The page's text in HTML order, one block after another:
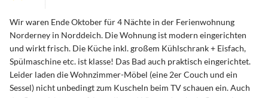
Wir waren Ende Oktober für 4 Nächte in der Ferienwohnung
Norderney in Norddeich. Die Wohnung ist modern eingerichten
und wirkt frisch. Die Küche inkl. großem Kühlschrank + Eisfach,
Spülmaschine etc. ist klasse! Das Bad auch praktisch eingerichtet.
Leider laden die Wohnzimmer-Möbel (eine 2er Couch und ein
Sessel) nicht unbedingt zum Kuscheln beim TV schauen ein. Auch